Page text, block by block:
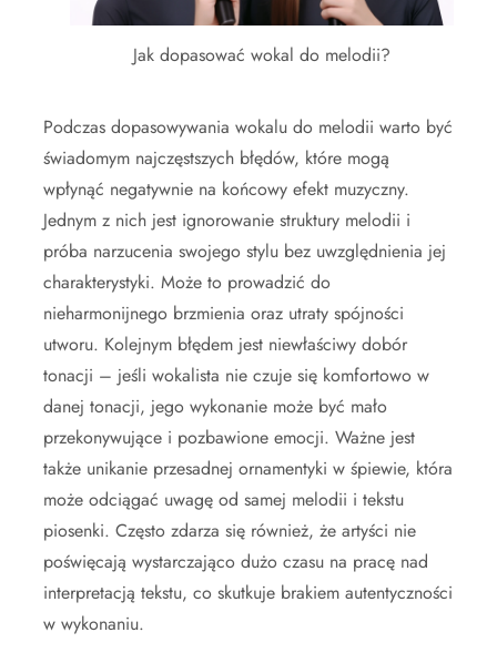
Jak dopasować wokal do melodii?
Podczas dopasowywania wokalu do melodii warto być
świadomym najczęstszych błędów, które mogą
wpłynąć negatywnie na końcowy efekt muzyczny.
Jednym z nich jest ignorowanie struktury melodii i
próba narzucenia swojego stylu bez uwzględnienia jej
charakterystyki. Może to prowadzić do
nieharmonijnego brzmienia oraz utraty spójności
utworu. Kolejnym błędem jest niewłaściwy dobór
tonacji – jeśli wokalista nie czuje się komfortowo w
danej tonacji, jego wykonanie może być mało
przekonywujące i pozbawione emocji. Ważne jest
także unikanie przesadnej ornamentyki w śpiewie, która
może odciągać uwagę od samej melodii i tekstu
piosenki. Często zdarza się również, że artyści nie
poświęcają wystarczająco dużo czasu na pracę nad
interpretacją tekstu, co skutkuje brakiem autentyczności
w wykonaniu.